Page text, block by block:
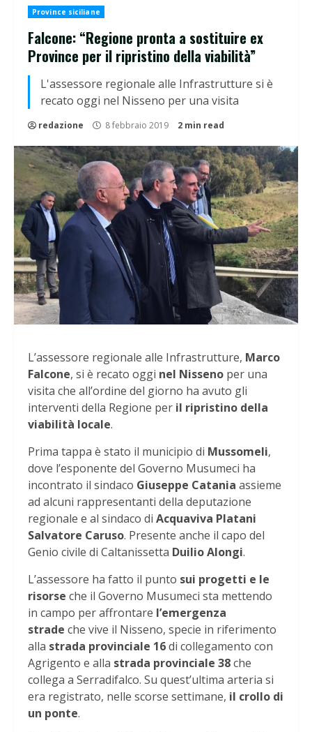
Province siciliane
Falcone: “Regione pronta a sostituire ex
Province per il ripristino della viabilità”
L'assessore regionale alle Infrastrutture si è
recato oggi nel Nisseno per una visita
redazione 8 febbraio 2019 2 min read
L’assessore regionale alle Infrastrutture, Marco
Falcone, si è recato oggi nel Nisseno per una
visita che all’ordine del giorno ha avuto gli
interventi della Regione per il ripristino della
viabilità locale.
Prima tappa è stato il municipio di Mussomeli,
dove l’esponente del Governo Musumeci ha
incontrato il sindaco Giuseppe Catania assieme
ad alcuni rappresentanti della deputazione
regionale e al sindaco di Acquaviva Platani
Salvatore Caruso. Presente anche il capo del
Genio civile di Caltanissetta Duilio Alongi.
L’assessore ha fatto il punto sui progetti e le
risorse che il Governo Musumeci sta mettendo
in campo per affrontare l’emergenza
strade che vive il Nisseno, specie in riferimento
alla strada provinciale 16di collegamento con
Agrigento e alla strada provinciale 38che
collega a Serradifalco. Su quest’ultima arteria si
era registrato, nelle scorse settimane, il crollo di
un ponte.